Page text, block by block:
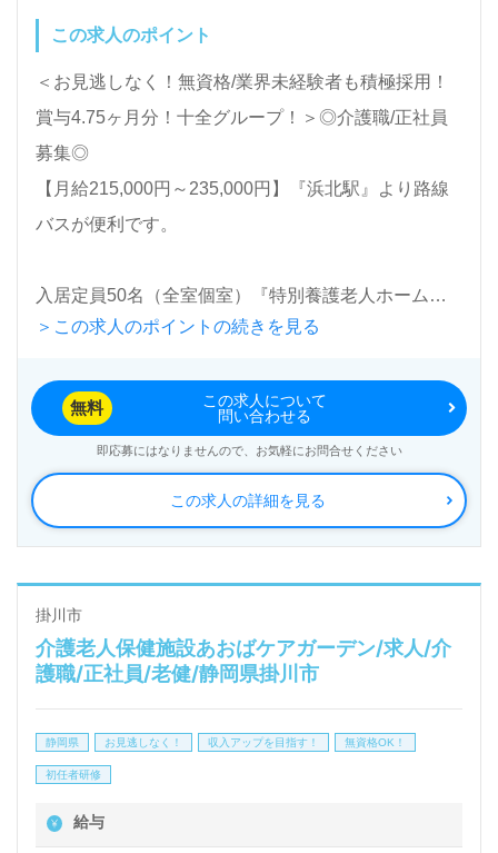
この求人のポイント
＜お見逃しなく！無資格/業界未経験者も積極採用！
賞与4.75ヶ月分！十全グループ！＞◎介護職/正社員
募集◎
【月給215,000円～235,000円】『浜北駅』より路線
バスが便利です。
入居定員50名（全室個室）『特別養護老人ホーム鶴
寿の里』十全グループ/社会福祉法人十全朋友会（本
別養護老人ホーム事業を展開されています。
◎各種資格取得支援、教育研修制度、介護ロボット導
入、働きやすい環境づくり等、職員様を大切にされる
事業所様！◎
看護助手や介護職経験のある方はもちろん、これから
介護職を目指される方も幅広く募集します。幅広い年
代層の職員様が活躍中！明るい職場環境、職員様同士
の協力体制、先輩職員様からのあたたかなサポートも
い、資格/経験を活かしたい』『やりがいを感じなが
い』『やりがいを感じながら働きたい』『転職でキャ
＞この求人のポイントの続きを見る
この求人の詳細を見る
無料
この求人について
問い合わせる
即応募にはなりませんので、お気軽にお問合せください
掛川市
介護老人保健施設あおばケアガーデン/求人/介
護職/正社員/老健/静岡県掛川市
静岡県 お見逃しなく！ 収入アップを目指す！ 無資格OK！
初任者研修
給与